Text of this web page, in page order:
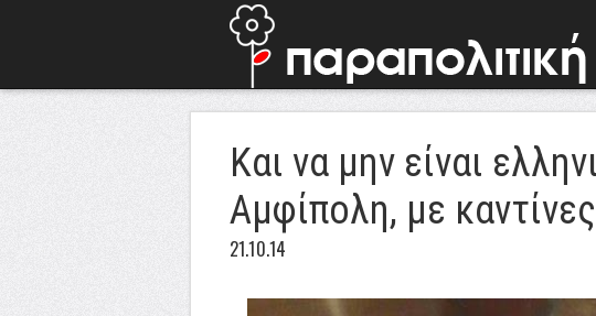
Και να μην είναι
Αμφίπολη, με
21.10.14